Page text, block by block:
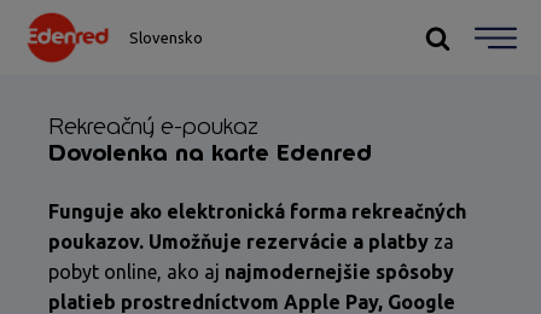
Slovensko
Rekreačný e-poukaz
Dovolenka na karte Edenred
Funguje ako elektronická forma rekreačných
poukazov. Umožňuje rezervácie a platby za
pobyt online, ako aj najmodernejšie spôsoby
platieb prostredníctvom Apple Pay, Google